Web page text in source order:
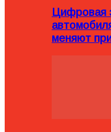
Цифровая
меняют